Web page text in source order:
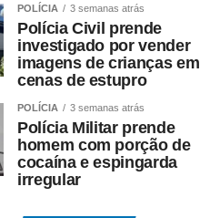
POLÍCIA 3 semanas atrás
Polícia Civil prende
investigado por vender
imagens de crianças em
cenas de estupro
POLÍCIA 3 semanas atrás
Polícia Militar prende
homem com porção de
cocaína e espingarda
irregular